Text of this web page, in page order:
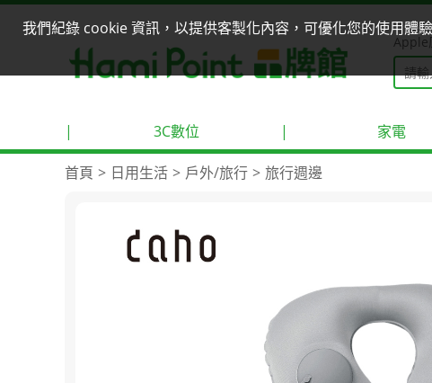
我們紀錄 cookie 資訊，以提供客製化內容，可優化您的使用體
Apple
| 3C數位 | 家電
首頁 日用生活 戶外/旅行 旅行週邊